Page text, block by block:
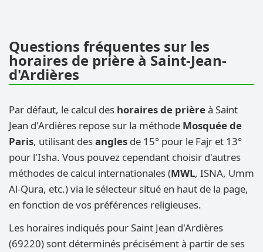
Questions fréquentes sur les
horaires de prière à Saint-Jean-
d'Ardières
Par défaut, le calcul des horaires de prièreà Saint
Jean d'Ardières repose sur la méthode Mosquée de
Paris, utilisant desangles de 15° pour le Fajr et 13°
pour l'Isha. Vous pouvez cependant choisir d'autres
méthodes de calcul internationales (MWL, ISNA, Umm
Al-Qura, etc.) via le sélecteur situé en haut de la page,
en fonction de vos préférences religieuses.
Les horaires indiqués pour Saint Jean d'Ardières
(69220) sont déterminés précisément à partir de ses